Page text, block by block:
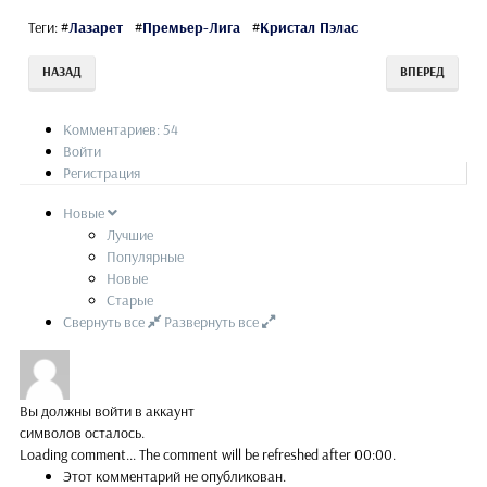
Теги:#Лазарет #Премьер-Лига #Кристал Пэлас
НАЗАД ВПЕРЕД
Комментариев: 54
Войти
Регистрация
Новые
Лучшие
Популярные
Новые
Старые
Свернуть все
Развернуть все
Вы должны войти в аккаунт
символов осталось.
Loading comment...The comment will be refreshed after00:00.
Этот комментарий не опубликован.